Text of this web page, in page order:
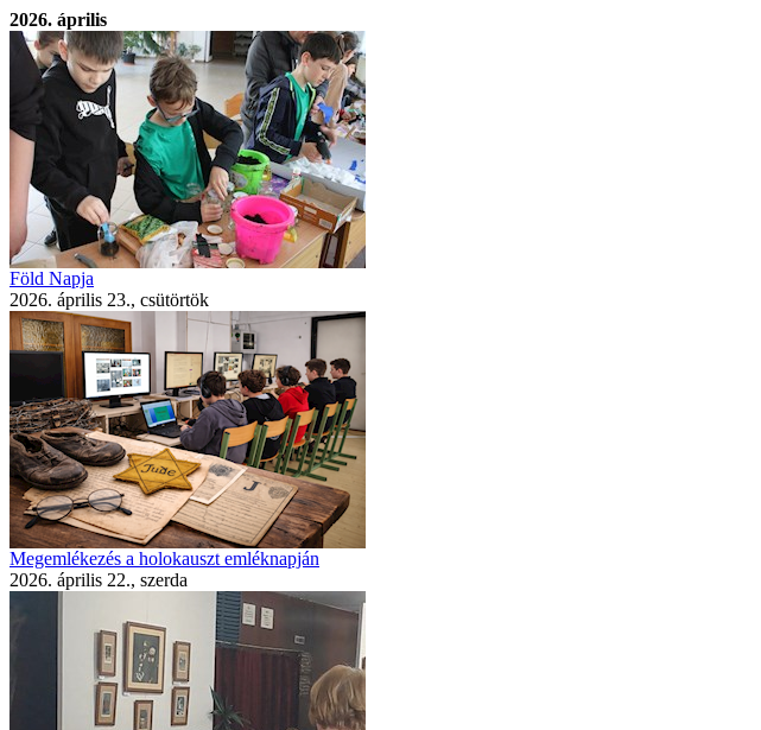
2026. április
Föld Napja
2026. április 23., csütörtök
Megemlékezés a holokauszt emléknapján
2026. április 22., szerda